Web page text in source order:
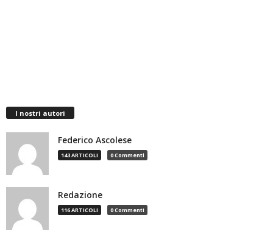
I nostri autori
Federico Ascolese
143 ARTICOLI 0 Commenti
Redazione
116 ARTICOLI 0 Commenti